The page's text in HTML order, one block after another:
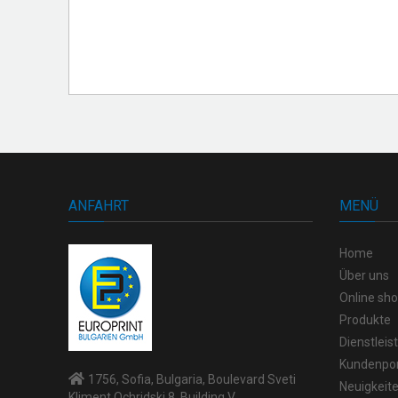
ANFAHRT
1756, Sofia, Bulgaria, Boulevard Sveti
MENÜ
Home
Über uns
Online
Produkte